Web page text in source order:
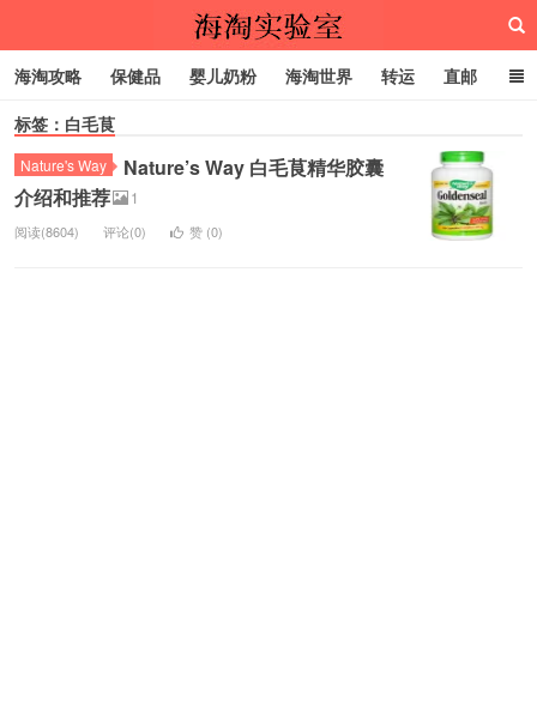
海淘攻略 保健品 婴儿奶粉 海淘世界 转运 直邮
代购服务
标签：白毛茛
Nature's Way
Nature’s Way 白毛茛精华胶囊
介绍和推荐
1
阅读(8604) 评论(0) 赞 (0)